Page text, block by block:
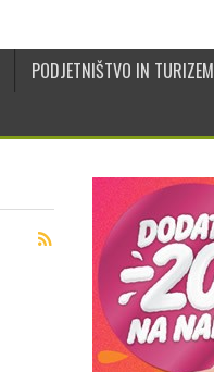
PODJETNIŠTVO IN TURIZEM